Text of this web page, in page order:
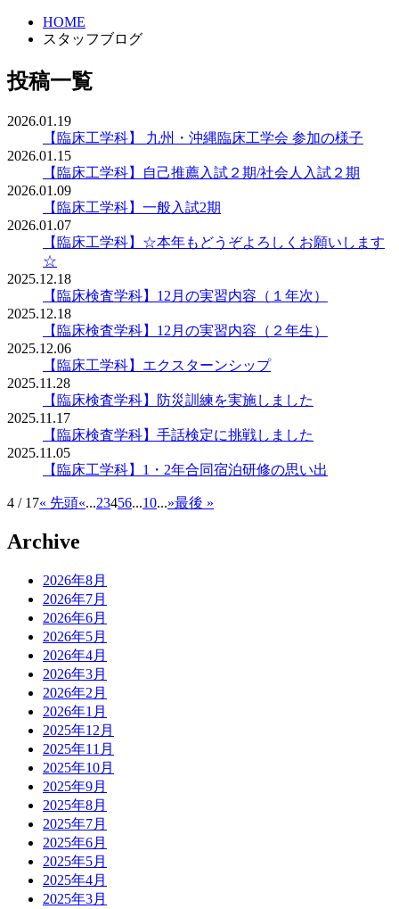
HOME
スタッフブログ
投稿一覧
2026.01.19
【臨床工学科】 九州・沖縄臨床工学会 参加の様子
2026.01.15
【臨床工学科】自己推薦入試２期/社会人入試２期
2026.01.09
【臨床工学科】一般入試2期
2026.01.07
【臨床工学科】☆本年もどうぞよろしくお願いします
☆
2025.12.18
【臨床検査学科】12月の実習内容（１年次）
2025.12.18
【臨床検査学科】12月の実習内容（２年生）
2025.12.06
【臨床工学科】エクスターンシップ
2025.11.28
【臨床検査学科】防災訓練を実施しました
2025.11.17
【臨床検査学科】手話検定に挑戦しました
2025.11.05
【臨床工学科】1・2年合同宿泊研修の思い出
4 / 17« 先頭«...23456...10...»最後 »
Archive
2026年8月
2026年7月
2026年6月
2026年5月
2026年4月
2026年3月
2026年2月
2026年1月
2025年12月
2025年11月
2025年10月
2025年9月
2025年8月
2025年7月
2025年6月
2025年5月
2025年4月
2025年3月